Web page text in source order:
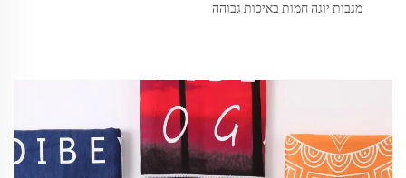
מגבות יוגה חמות באיכות גבוהה